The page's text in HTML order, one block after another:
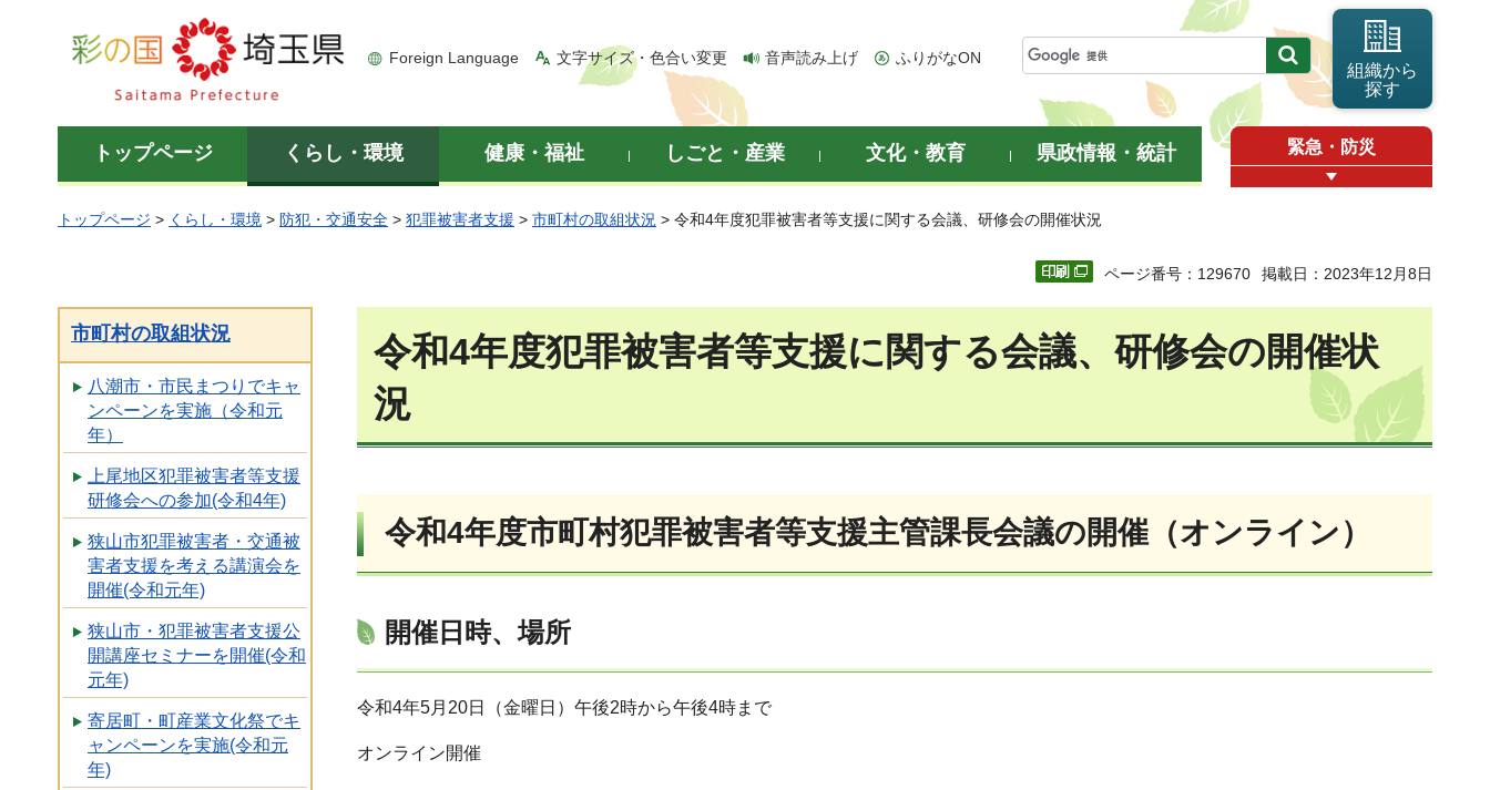
彩の国 埼玉県
Foreign Language 文字サイズ・色合い変更 音声読み上げ ふりがなON
組織から
探す
トップページ くらし・環境 健康・福祉 しごと・産業 文化・教育 県政情報・統計 緊急・防災
トップページ > くらし・環境 > 防犯・交通安全 > 犯罪被害者支援 > 市町村の取組状況 > 令和4年度犯罪被害者等支援に関する会議、研修会の開催状況
ページ番号：129670 掲載日：2023年12月8日
市町村の取組状況
八潮市・市民まつりでキャ
ンペーンを実施（令和元
年）
上尾地区犯罪被害者等支援
研修会への参加(令和4年)
狭山市犯罪被害者・交通被
害者支援を考える講演会を
開催(令和元年)
狭山市・犯罪被害者支援公
開講座セミナーを開催(令和
元年)
寄居町・町産業文化祭でキ
ャンペーンを実施(令和元
年)
令和4年度犯罪被害者等支援に関する会議、研修会の開催状
況
令和4年度市町村犯罪被害者等支援主管課長会議の開催（オンライン）
開催日時、場所
令和4年5月20日（金曜日）午後2時から午後4時まで
オンライン開催